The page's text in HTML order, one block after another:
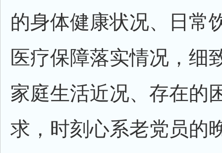
的身体健康状况、日常
医疗保障落实情况，细
家庭生活近况、存在的
求，时刻心系老党员的